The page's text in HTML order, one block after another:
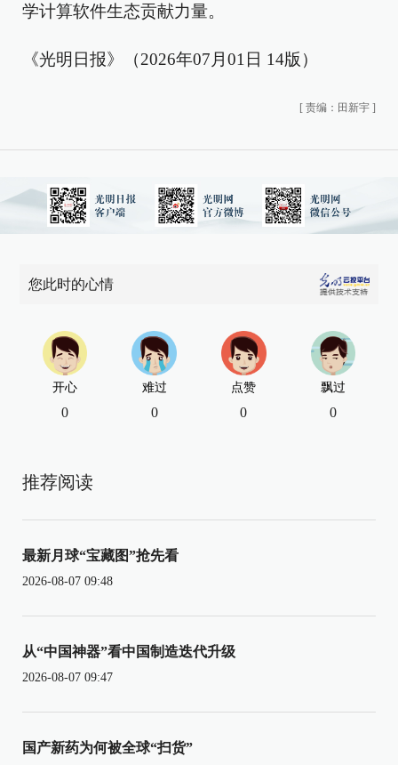
学计算软件生态贡献力量。
《光明日报》（2026年07月01日 14版）
[ 责编：田新宇 ]
您此时的心情
开心
0
难过
0
点赞
0
飘过
0
推荐阅读
最新月球“宝藏图”抢先看
2026-08-07 09:48
从“中国神器”看中国制造迭代升级
2026-08-07 09:47
国产新药为何被全球“扫货”